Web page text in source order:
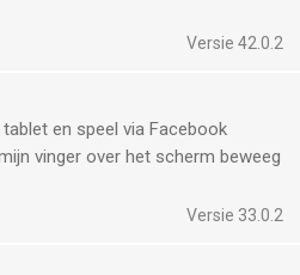
Versie 42.0.2
en speel via Facebook
vinger over het scherm beweeg
beeld. Telkens schuif ik het
ik de figuren wil volgen. kan ik het
Versie 33.0.2